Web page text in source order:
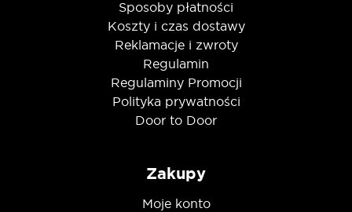
Sposoby płatności
Koszty i czas dostawy
Reklamacje i zwroty
Regulamin
Regulaminy Promocji
Polityka prywatności
Door to Door
Zakupy
Moje konto